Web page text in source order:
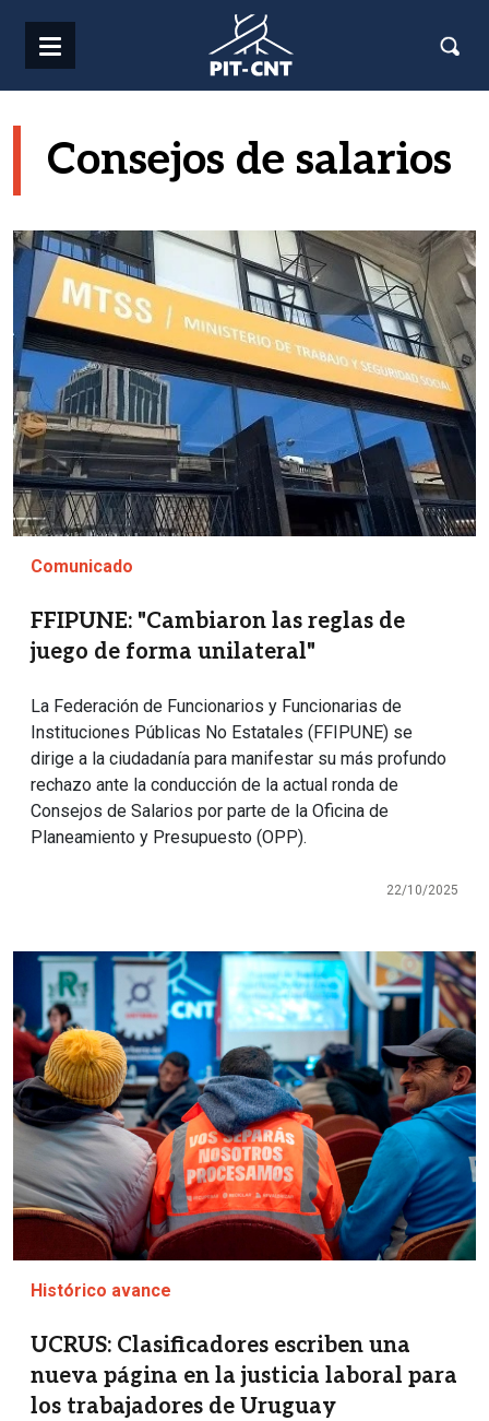
Consejos de salarios
Imagen
Comunicado
FFIPUNE: "Cambiaron las reglas de
juego de forma unilateral"
La Federación de Funcionarios y Funcionarias de
Instituciones Públicas No Estatales (FFIPUNE) se
dirige a la ciudadanía para manifestar su más profundo
rechazo ante la conducción de la actual ronda de
Consejos de Salarios por parte de la Oficina de
Planeamiento y Presupuesto (OPP).
22/10/2025
Imagen
Histórico avance
UCRUS: Clasificadores escriben una
nueva página en la justicia laboral para
los trabajadores de Uruguay